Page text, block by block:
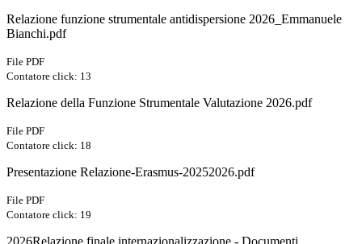
Relazione funzione strumentale antidispersione 2026_Emmanuele
Bianchi.pdf
File PDF
Contatore click: 13
Relazione della Funzione Strumentale Valutazione 2026.pdf
File PDF
Contatore click: 18
Presentazione Relazione-Erasmus-20252026.pdf
File PDF
Contatore click: 19
2026Relazione finale internazionalizzazione - Documenti